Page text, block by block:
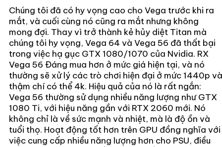
Chúng tôi đã có hy vọng cao cho Vega trước khi ra
mắt, và cuối cùng nó cũng ra mắt nhưng không
mong đợi. Thay vì trở thành kẻ hủy diệt Titan mà
chúng tôi hy vọng, Vega 64 và Vega 56 đã thất bại
trong việc hạ gục GTX 1080/1070 của Nvidia. RX
Vega 56 Đáng mua hơn ở mức giá hiện tại, và nó
thường sẽ xử lý các trò chơi hiện đại ở mức 1440p và
thậm chí có thể 4k. Hiệu quả của nó là rất ngắn:
Vega 56 thường sử dụng nhiều năng lượng như GTX
1080 Ti, với hiệu năng gần với RTX 2060 mới. Nó
không chỉ là về sức mạnh và nhiệt, mà là độ ồn và
tuổi thọ. Hoạt động tốt hơn trên GPU đồng nghĩa với
việc cung cấp nhiều năng lượng hơn cho PSU, điều